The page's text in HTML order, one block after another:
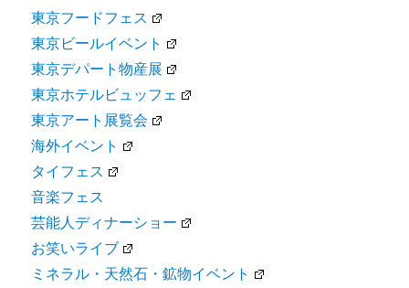
東京フードフェス
東京ビールイベント
東京デパート物産展
東京ホテルビュッフェ
東京アート展覧会
海外イベント
タイフェス
音楽フェス
芸能人ディナーショー
お笑いライブ
ミネラル・天然石・鉱物イベント